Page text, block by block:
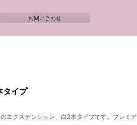
お問い合わせ
タイプ
エクステンション、白2本タイプです。プレミア